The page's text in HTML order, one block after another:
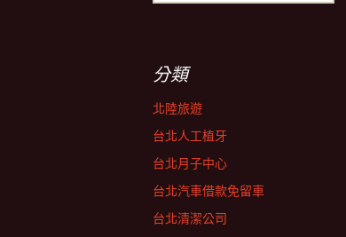
分類
北陸旅遊
台北人工植牙
台北月子中心
台北汽車借款免留車
台北清潔公司